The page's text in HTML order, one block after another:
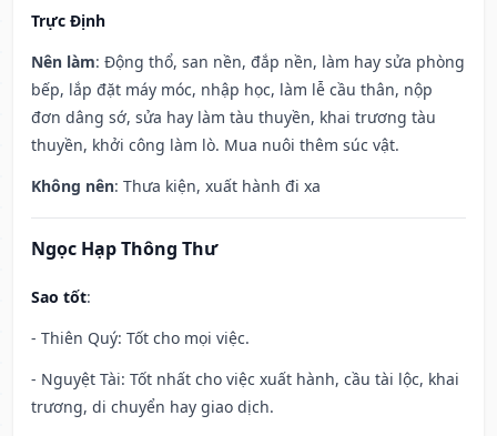
Trực Định
Nên làm: Động thổ, san nền, đắp nền, làm hay sửa phòng
bếp, lắp đặt máy móc, nhập học, làm lễ cầu thân, nộp
đơn dâng sớ, sửa hay làm tàu thuyền, khai trương tàu
thuyền, khởi công làm lò. Mua nuôi thêm súc vật.
Không nên: Thưa kiện, xuất hành đi xa
Ngọc Hạp Thông Thư
Sao tốt:
- Thiên Quý: Tốt cho mọi việc.
- Nguyệt Tài: Tốt nhất cho việc xuất hành, cầu tài lộc, khai
trương, di chuyển hay giao dịch.